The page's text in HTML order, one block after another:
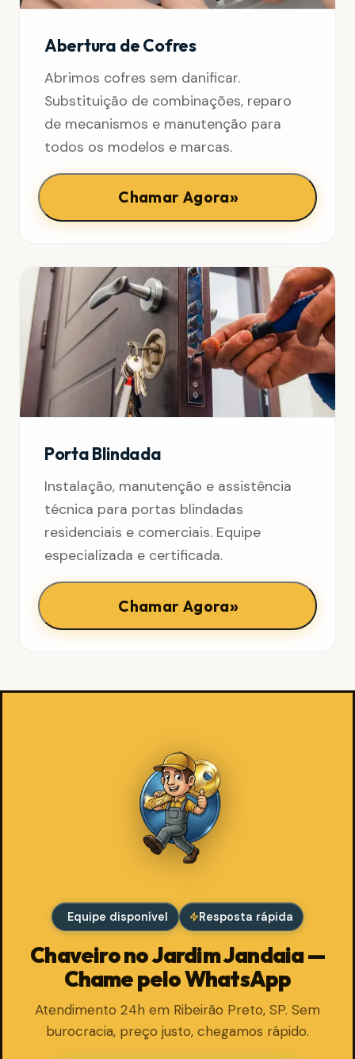
Abertura de Cofres
Abrimos cofres sem danificar.
Substituição de combinações, reparo
de mecanismos e manutenção para
todos os modelos e marcas.
Chamar Agora»
Porta Blindada
Instalação, manutenção e assistência
técnica para portas blindadas
residenciais e comerciais. Equipe
especializada e certificada.
Chamar Agora»
Equipe disponível Resposta rápida
Chaveiro no Jardim Jandaia —
Chame pelo WhatsApp
Atendimento 24h em Ribeirão Preto, SP. Sem
burocracia, preço justo, chegamos rápido.